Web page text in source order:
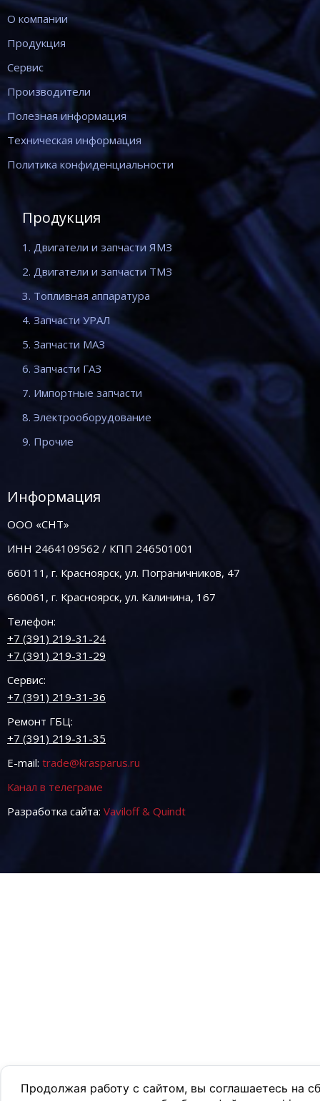
Продолжая работу с сайтом, вы соглашаетесь на
О компании
Продукция
Сервис
Производители
Полезная информация
Техническая информация
Политика конфиденциальности
Продукция
1. Двигатели и запчасти ЯМЗ
2. Двигатели и запчасти ТМЗ
3. Топливная аппаратура
4. Запчасти УРАЛ
5. Запчасти МАЗ
6. Запчасти ГАЗ
7. Импортные запчасти
8. Электрооборудование
9. Прочие
Информация
ООО «СНТ»
ИНН 2464109562 / КПП 246501001
660111, г. Красноярск, ул. Пограничников, 47
660061, г. Красноярск, ул. Калинина, 167
Телефон:
+7 (391) 219-31-24
+7 (391) 219-31-29
Сервис:
+7 (391) 219-31-36
Ремонт ГБЦ:
+7 (391) 219-31-35
E-mail: trade@krasparus.ru
Канал в телеграме
Разработка сайта: Vaviloff & Quindt